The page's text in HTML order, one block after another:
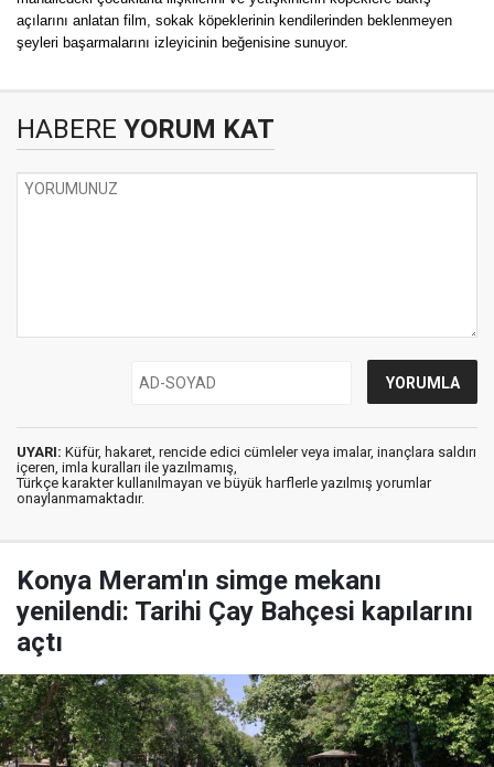
açılarını anlatan film, sokak köpeklerinin kendilerinden beklenmeyen
şeyleri başarmalarını izleyicinin beğenisine sunuyor.
HABERE YORUM KAT
UYARI: Küfür, hakaret, rencide edici cümleler veya imalar, inançlara saldırı
içeren, imla kuralları ile yazılmamış,
Türkçe karakter kullanılmayan ve büyük harflerle yazılmış yorumlar
onaylanmamaktadır.
Konya Meram'ın simge mekanı
yenilendi: Tarihi Çay Bahçesi kapılarını
açtı